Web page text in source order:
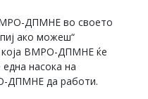
ДПМНЕ во своето
ако можеш“
која ВМРО-ДПМНЕ ќе
насока на
ДПМНЕ да работи.